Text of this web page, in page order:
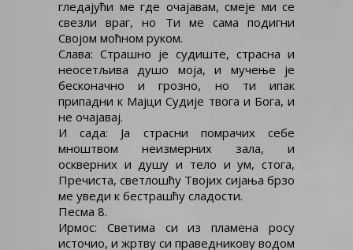
гледајући ме где очајавам, смеје ми се
свезли враг, но Ти ме сама подигни
Својом моћном руком.
Слава: Страшно је судиште, страсна и
неосетљива душо моја, и мучење је
бесконачно и грозно, но ти ипак
припадни к Мајци Судије твога и Бога, и
не очајавај.
И сада: Ја страсни помрачих себе
мноштвом неизмерних зала, и
оскверних и душу и тело и ум, стога,
Пречиста, светлошћу Твојих сијања брзо
ме уведи к бестрашћу сладости.
Песма 8.
Ирмос: Светима си из пламена росу
источио, и жртву си праведникову водом